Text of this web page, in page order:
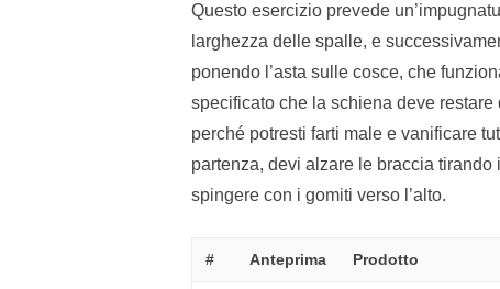
Questo esercizio prevede
larghezza delle spalle, e
ponendo l’asta sulle cosce, che
specificato che la schiena deve
perché potresti farti male e vanificare
partenza, devi alzare le braccia
spingere con i gomiti verso l’alto.
# Anteprima Prodotto